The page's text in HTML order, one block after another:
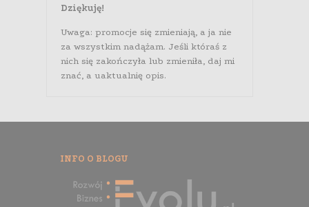
Dziękuję!
Uwaga: promocje się zmieniają, a ja nie
za wszystkim nadążam. Jeśli któraś z
nich się zakończyła lub zmieniła, daj mi
znać, a uaktualnię opis.
INFO O BLOGU